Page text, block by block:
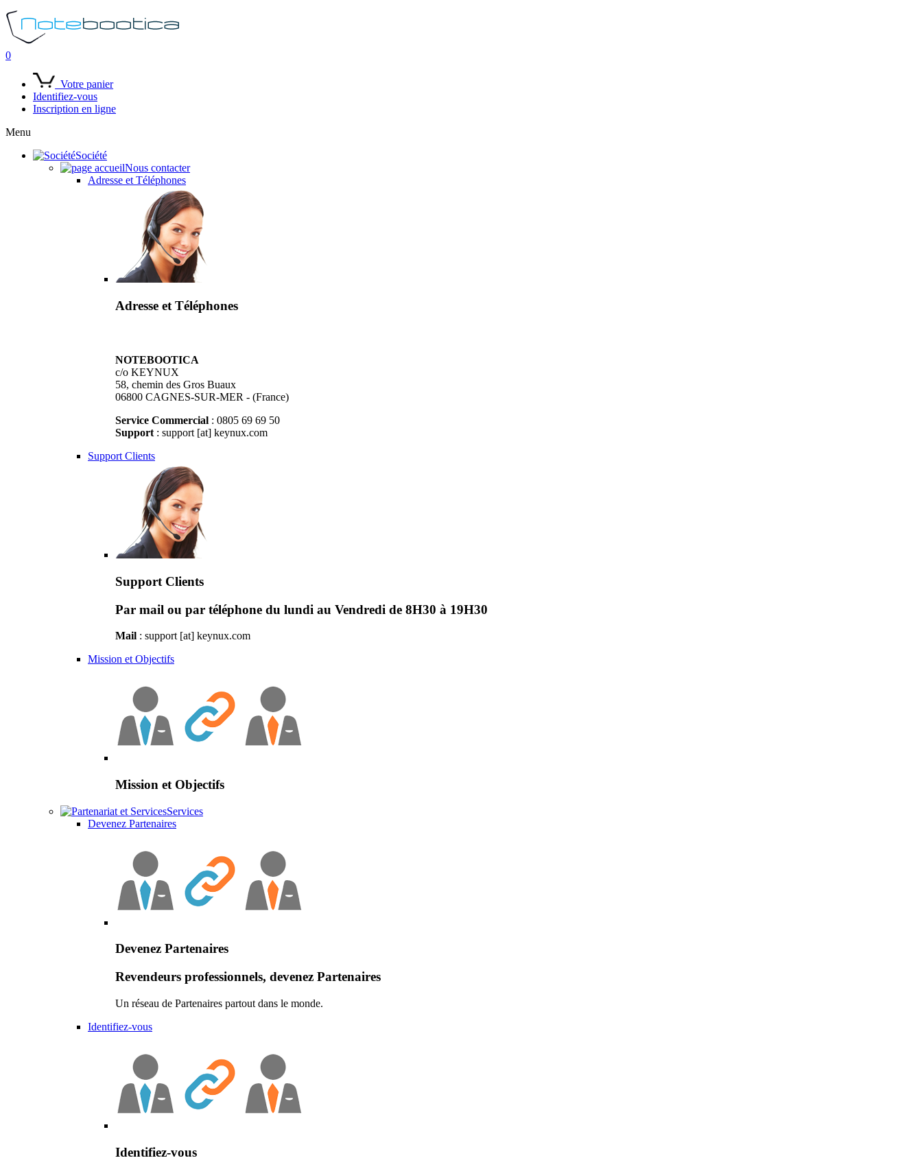
0
Votre panier
Identifiez-vous
Inscription en ligne
Menu
Société
Nous contacter
Adresse et Téléphones
Adresse et Téléphones
NOTEBOOTICA
c/o KEYNUX
58, chemin des Gros Buaux
06800 CAGNES-SUR-MER - (France)
Service Commercial : 0805 69 69 50
Support : support [at] keynux.com
Support Clients
Support Clients
Par mail ou par téléphone du lundi au Vendredi de 8H30 à 19H30
Mail : support [at] keynux.com
Mission et Objectifs
Mission et Objectifs
Services
Devenez Partenaires
Devenez Partenaires
Revendeurs professionnels, devenez Partenaires
Un réseau de Partenaires partout dans le monde.
Identifiez-vous
Identifiez-vous